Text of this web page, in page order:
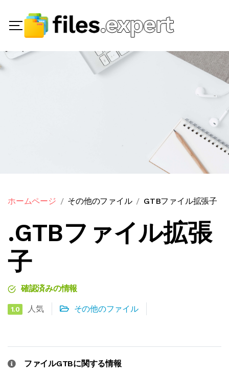
ホームページ その他のファイル GTBファイル拡張子
.GTBファイル拡張
子
確認済みの情報
1.0 人気 その他のファイル
ファイルGTBに関する情報